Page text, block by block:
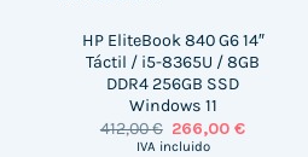
HP EliteBook 840 G6 14″
Táctil / i5-8365U / 8GB
DDR4 256GB SSD
Windows 11
412,00€ El
precio
266,00€El
IVA incluido